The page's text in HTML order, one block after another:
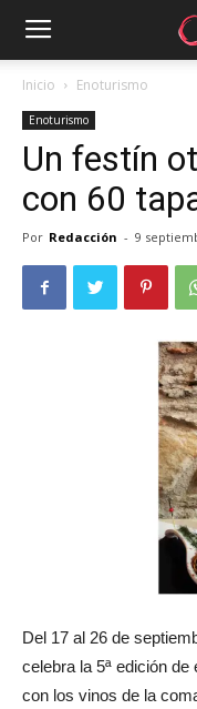
Inicio Enoturismo
Enoturismo
Un festín
con 60
Por Redacción - 9
Del 17 al 26 de
celebra la 5ª edición
con los vinos de la